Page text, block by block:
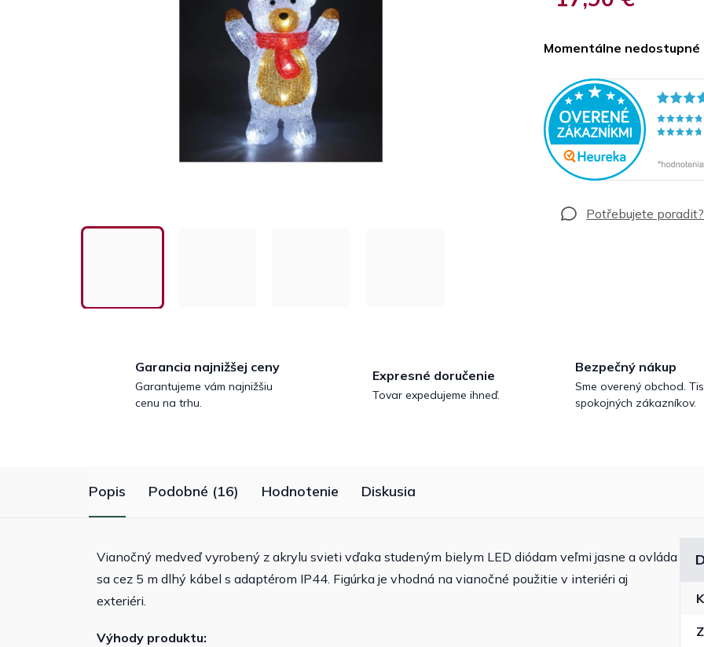
Momentálne nedostupné
Garancia najnižšej ceny
Garantujeme vám najnižšiu
cenu na trhu.
Expresné doručenie
Tovar expedujeme ihneď.
Bezpečný nákup
Sme overený obchod.
spokojných zákazníkov.
Popis Podobné (16) Hodnotenie Diskusia
Vianočný medveď vyrobený z akrylu svieti vďaka studeným bielym LED diódam veľmi jasne a ovláda
sa cez 5 m dlhý kábel s adaptérom IP44. Figúrka je vhodná na vianočné použitie v interiéri aj
exteriéri.
Výhody produktu: